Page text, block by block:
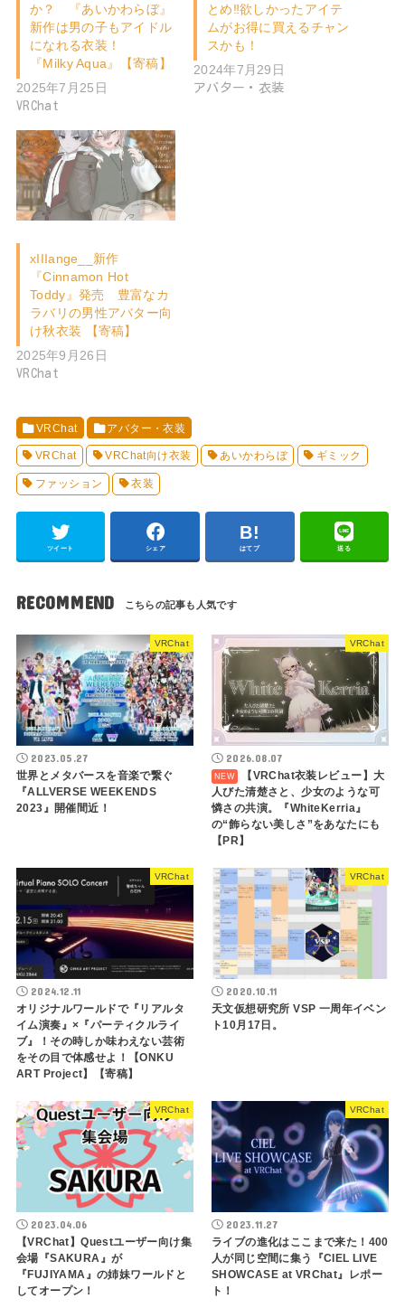
か？ 『あいかわらぼ』
新作は男の子もアイドル
になれる衣装！
『Milky Aqua』【寄稿】
2025年7月25日
VRChat
とめ‼︎欲しかったアイテ
ムがお得に買えるチャン
スかも！
2024年7月29日
アバター・衣装
xIIIange__新作
『Cinnamon Hot
Toddy』発売 豊富なカ
ラバリの男性アバター向
け秋衣装 【寄稿】
2025年9月26日
VRChat
VRChat アバター・衣装
VRChat VRChat向け衣装 あいかわらぼ ギミック
ファッション 衣装
ツイート シェア はてブ 送る
RECOMMEND
VRChat
2023.05.27
世界とメタバースを音楽で繋ぐ
『ALLVERSE WEEKENDS
2023』開催間近！
VRChat
2026.08.07
【VRChat衣装レビュー】大
人びた清楚さと、少女のような可
憐さの共演。『WhiteKerria』
の“飾らない美しさ”をあなたにも
【PR】
VRChat
2024.12.11
オリジナルワールドで『リアルタ
イム演奏』×『パーティクルライ
ブ』！その時しか味わえない芸術
をその目で体感せよ！【ONKU
ART Project】【寄稿】
VRChat
2020.10.11
天文仮想研究所 VSP 一周年イベン
ト10月17日。
VRChat
2023.04.06
【VRChat】Questユーザー向け集
会場『SAKURA』が
『FUJIYAMA』の姉妹ワールドと
してオープン！
VRChat
2023.11.27
ライブの進化はここまで来た！400
人が同じ空間に集う『CIEL LIVE
SHOWCASE at VRChat』レポー
ト！